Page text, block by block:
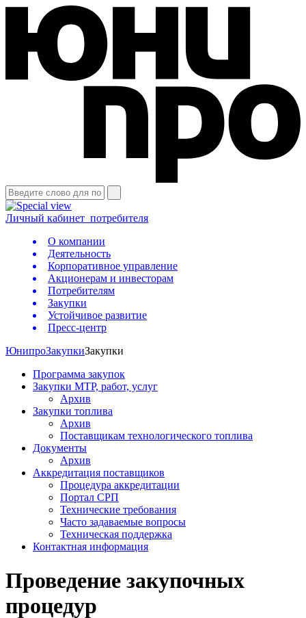
Личный кабинет потребителя
О компании
Деятельность
Корпоративное управление
Акционерам и инвесторам
Потребителям
Закупки
Устойчивое развитие
Пресс-центр
ЮнипроЗакупкиЗакупки
Программа закупок
Закупки МТР, работ, услуг
Архив
Закупки топлива
Архив
Поставщикам технологического топлива
Документы
Архив
Аккредитация поставщиков
Процедура аккредитации
Портал СРП
Технические требования
Часто задаваемые вопросы
Техническая поддержка
Контактная информация
Проведение закупочных
процедур